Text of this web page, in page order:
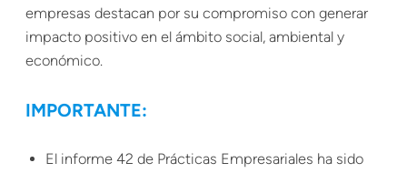
empresas destacan por su compromiso con generar
impacto positivo en el ámbito social, ambiental y
económico.
IMPORTANTE:
El informe 42 de Prácticas Empresariales ha sido